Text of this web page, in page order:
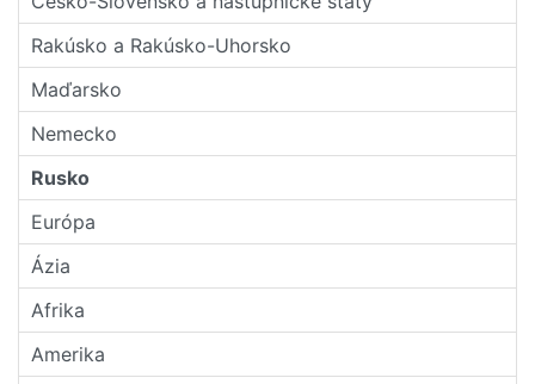
Rakúsko a Rakúsko-Uhorsko
Maďarsko
Nemecko
Rusko
Európa
Ázia
Afrika
Amerika